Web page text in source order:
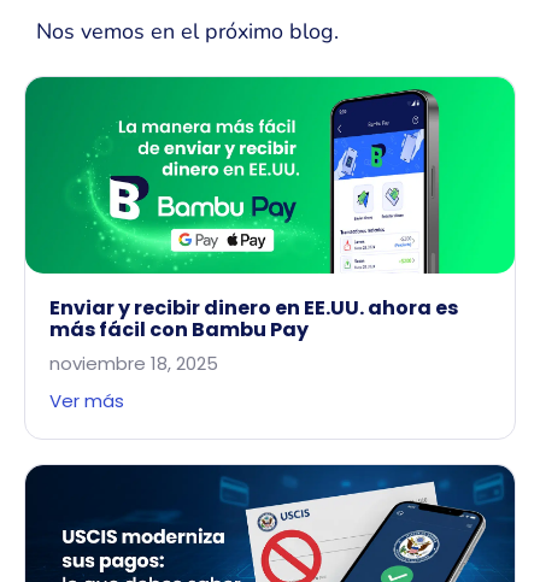
Nos vemos en el próximo blog.
Enviar y recibir dinero en EE.UU. ahora es
más fácil con Bambu Pay
noviembre 18, 2025
Ver más